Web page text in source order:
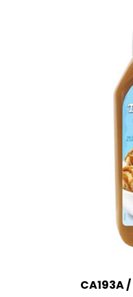
CA193A